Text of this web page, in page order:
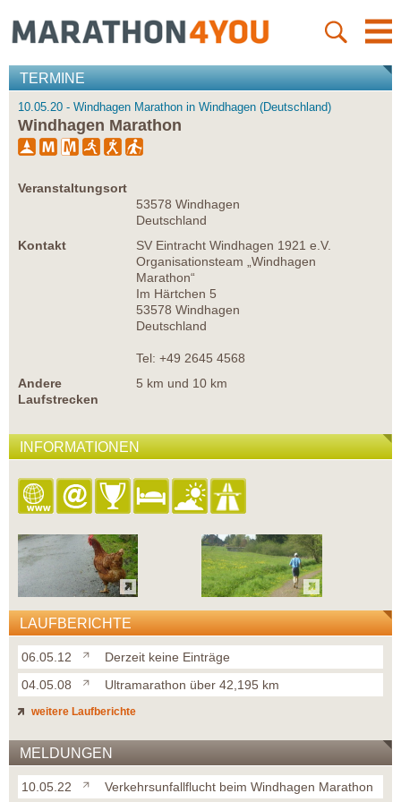
TERMINE
10.05.20 - Windhagen Marathon in Windhagen (Deutschland)
Windhagen Marathon
Veranstaltungsort
53578 Windhagen
Deutschland
Kontakt
SV Eintracht Windhagen 1921 e.V.
Organisationsteam „Windhagen
Marathon“
Im Härtchen 5
53578 Windhagen
Deutschland
Tel: +49 2645 4568
Andere
Laufstrecken
5 km und 10 km
INFORMATIONEN
LAUFBERICHTE
06.05.12
Derzeit keine Einträge
04.05.08
Ultramarathon über 42,195 km
weitere Laufberichte
MELDUNGEN
10.05.22 Verkehrsunfallflucht beim Windhagen Marathon